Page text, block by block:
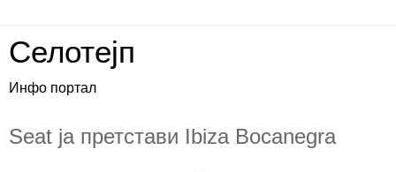
Селотејп
Инфо портал
Seat ја претстави Ibiza Bocanegra